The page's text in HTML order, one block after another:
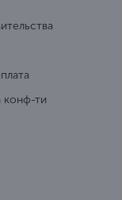
конф-ти